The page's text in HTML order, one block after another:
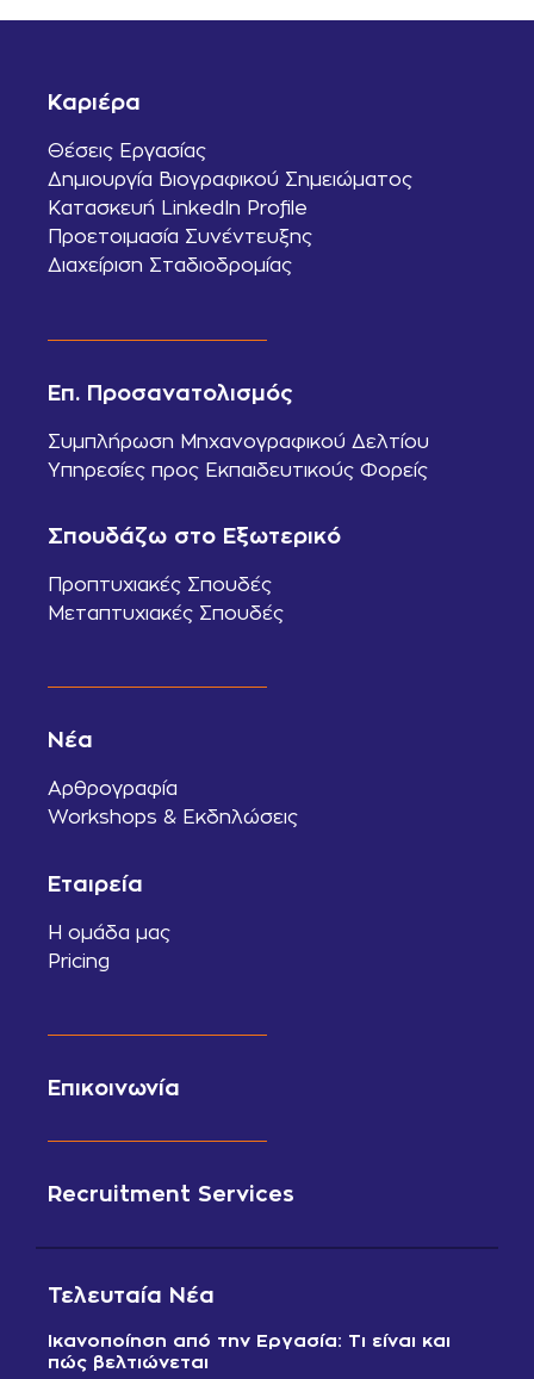
Καριέρα
Θέσεις Εργασίας
Δημιουργία Βιογραφικού Σημειώματος
Κατασκευή LinkedIn Profile
Προετοιμασία Συνέντευξης
Διαχείριση Σταδιοδρομίας
Επ. Προσανατολισμός
Συμπλήρωση Μηχανογραφικού Δελτίου
Υπηρεσίες προς Εκπαιδευτικούς Φορείς
Σπουδάζω στο Εξωτερικό
Προπτυχιακές Σπουδές
Μεταπτυχιακές Σπουδές
Νέα
Αρθρογραφία
Workshops & Εκδηλώσεις
Εταιρεία
Η ομάδα μας
Pricing
Επικοινωνία
Recruitment Services
Τελευταία Νέα
Ικανοποίηση από την Εργασία: Τι είναι και
πώς βελτιώνεται